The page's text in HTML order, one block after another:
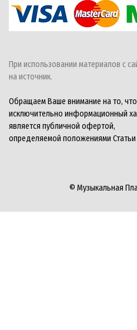
При использовании материалов с
на источник.
Обращаем Ваше внимание на то,
исключительно информационный
является публичной офертой,
определяемой положениями
© Музыкальная